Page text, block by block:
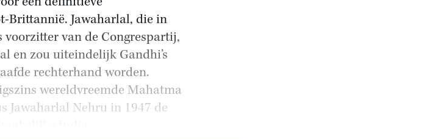
Brittannië. Jawaharlal, die in
voorzitter van de Congrespartij,
en zou uiteindelijk Gandhi’s
rechterhand worden.
wereldvreemde Mahatma
Jawaharlal Nehru in 1947 de